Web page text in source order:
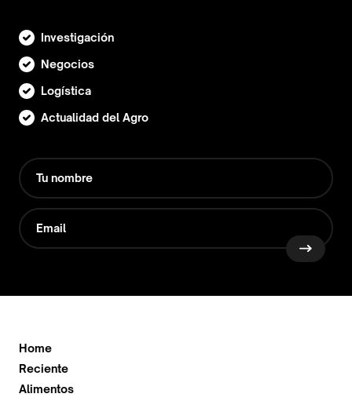
Investigación
Negocios
Logística
Actualidad del Agro
Home
Reciente
Alimentos